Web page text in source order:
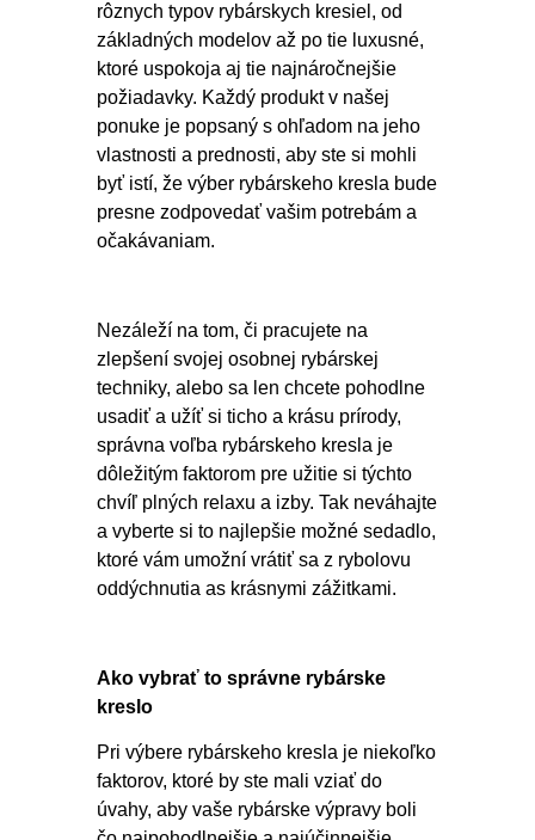
rôznych typov rybárskych kresiel, od
základných modelov až po tie luxusné,
ktoré uspokoja aj tie najnáročnejšie
požiadavky. Každý produkt v našej
ponuke je popsaný s ohľadom na jeho
vlastnosti a prednosti, aby ste si mohli
byť istí, že výber rybárskeho kresla bude
presne zodpovedať vašim potrebám a
očakávaniam.
Nezáleží na tom, či pracujete na
zlepšení svojej osobnej rybárskej
techniky, alebo sa len chcete pohodlne
usadiť a užíť si ticho a krásu prírody,
správna voľba rybárskeho kresla je
dôležitým faktorom pre užitie si týchto
chvíľ plných relaxu a izby. Tak neváhajte
a vyberte si to najlepšie možné sedadlo,
ktoré vám umožní vrátiť sa z rybolovu
oddýchnutia as krásnymi zážitkami.
Ako vybrať to správne rybárske
kreslo
Pri výbere rybárskeho kresla je niekoľko
faktorov, ktoré by ste mali vziať do
úvahy, aby vaše rybárske výpravy boli